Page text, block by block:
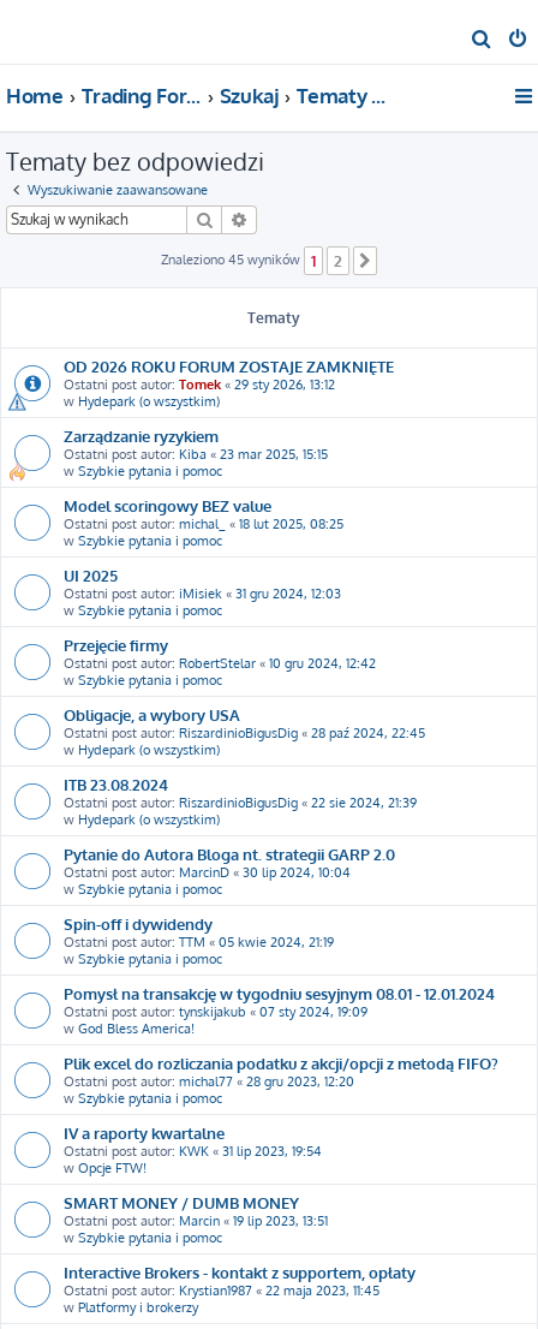
z
Home Trading For a Living Szukaj Tematy bez odpowiedzi
Tematy bez odpowiedzi
Wyszukiwanie zaawansowane
Szukaj
Znaleziono 45 wyników 1 2
Tematy
OD 2026 ROKU FORUM ZOSTAJE ZAMKNIĘTE
Ostatni post autor: Tomek « 29 sty 2026, 13:12
w Hydepark (o wszystkim)
Zarządzanie ryzykiem
Ostatni post autor: Kiba « 23 mar 2025, 15:15
w Szybkie pytania i pomoc
Model scoringowy BEZ value
Ostatni post autor: michal_ « 18 lut 2025, 08:25
w Szybkie pytania i pomoc
UI 2025
Ostatni post autor: iMisiek « 31 gru 2024, 12:03
w Szybkie pytania i pomoc
Przejęcie firmy
Ostatni post autor: RobertStelar « 10 gru 2024, 12:42
w Szybkie pytania i pomoc
Obligacje, a wybory USA
Ostatni post autor: RiszardinioBigusDig « 28 paź 2024, 22:45
w Hydepark (o wszystkim)
ITB 23.08.2024
Ostatni post autor: RiszardinioBigusDig « 22 sie 2024, 21:39
w Hydepark (o wszystkim)
Pytanie do Autora Bloga nt. strategii GARP 2.0
Ostatni post autor: MarcinD « 30 lip 2024, 10:04
w Szybkie pytania i pomoc
Spin-off i dywidendy
Ostatni post autor: TTM « 05 kwie 2024, 21:19
w Szybkie pytania i pomoc
Pomysł na transakcję w tygodniu sesyjnym 08.01 - 12.01.2024
Ostatni post autor: tynskijakub « 07 sty 2024, 19:09
w God Bless America!
Plik excel do rozliczania podatku z akcji/opcji z metodą FIFO?
Ostatni post autor: michal77 « 28 gru 2023, 12:20
w Szybkie pytania i pomoc
IV a raporty kwartalne
Ostatni post autor: KWK « 31 lip 2023, 19:54
w Opcje FTW!
SMART MONEY / DUMB MONEY
Ostatni post autor: Marcin « 19 lip 2023, 13:51
w Szybkie pytania i pomoc
Interactive Brokers - kontakt z supportem, opłaty
Ostatni post autor: Krystian1987 « 22 maja 2023, 11:45
w Platformy i brokerzy